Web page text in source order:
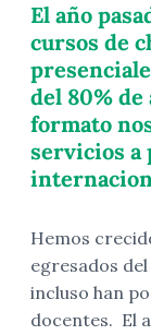
El año
cursos de
del 80%
formato
servicios a
Hemos
egresados
incluso han
docentes. El